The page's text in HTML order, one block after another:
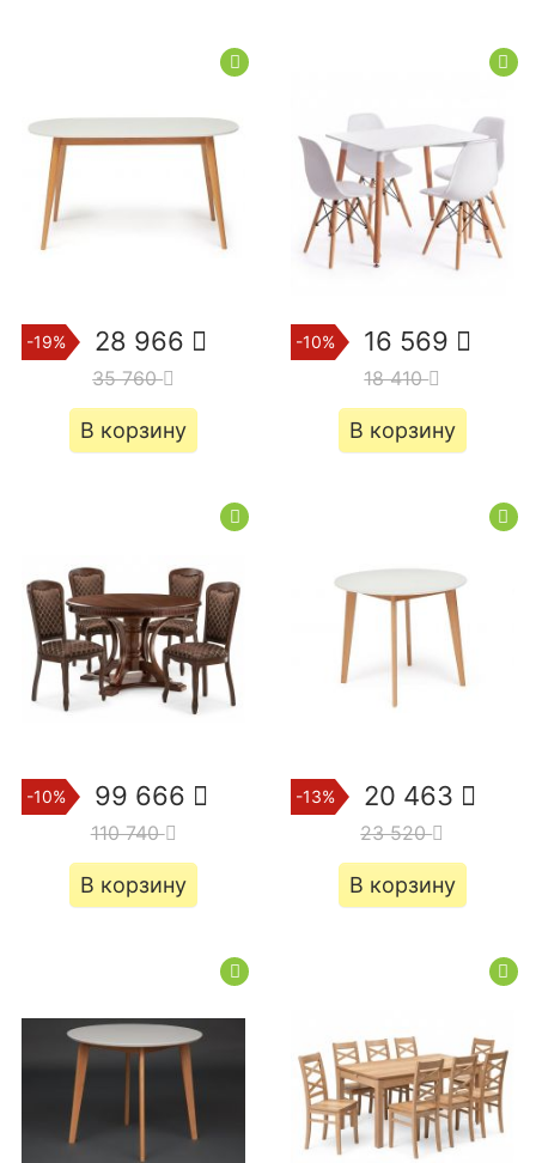
-19% 28 966
35 760
В корзину
-10% 16 569
18 410
В корзину
-10% 99 666
110 740
В корзину
-13% 20 463
23 520
В корзину